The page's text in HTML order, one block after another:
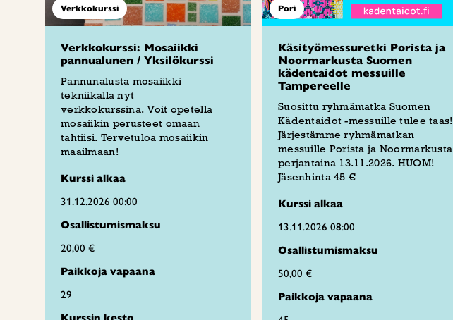
Verkkokurssi
Verkkokurssi: Mosaiikki
pannualunen / Yksilökurssi
Pannunalusta mosaiikki
tekniikalla nyt
verkkokurssina. Voit opetella
mosaiikin perusteet omaan
tahtiisi. Tervetuloa mosaiikin
maailmaan!
Kurssi alkaa
31.12.2026 00:00
Osallistumismaksu
20,00 €
Paikkoja vapaana
29
Pori
Käsityömessuretki Porista ja
Noormarkusta Suomen
kädentaidot messuille
Tampereelle
Suosittu ryhmämatka Suomen
Kädentaidot -messuille tulee taas!
Järjestämme ryhmämatkan
messuille Porista ja Noormarkusta
perjantaina 13.11.2026. HUOM!
Jäsenhinta 45 €
Kurssi alkaa
13.11.2026 08:00
Osallistumismaksu
50,00 €
Paikkoja vapaana